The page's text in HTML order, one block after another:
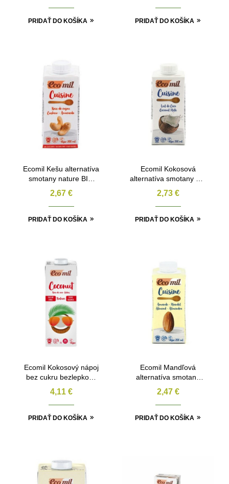
PRIDAŤ DO KOŠÍKA PRIDAŤ DO KOŠÍKA
Ecomil Kešu alternatíva
smotany nature BIO
200ml
2,67 €
PRIDAŤ DO KOŠÍKA
Ecomil Kokosová
alternatíva smotany 7%
BIO 200ml
2,73 €
PRIDAŤ DO KOŠÍKA
Ecomil Kokosový nápoj
bez cukru bezlepkový
BIO 1l
4,11 €
PRIDAŤ DO KOŠÍKA
Ecomil Mandľová
alternatíva smotany
BIO 200ml
2,47 €
PRIDAŤ DO KOŠÍKA